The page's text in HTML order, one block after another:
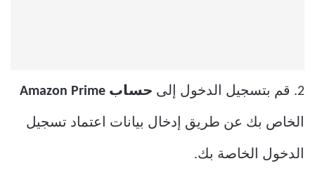
2. قم بتسجيل الدخول إلى حساب Amazon Prime
الخاص بك عن طريق إدخال بيانات اعتماد تسجيل
الدخول الخاصة بك.